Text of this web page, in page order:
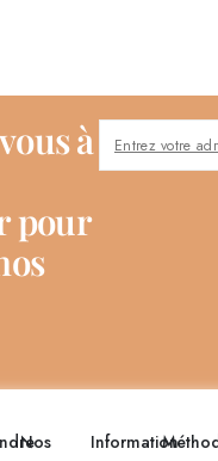
à
pour
Nos
Information